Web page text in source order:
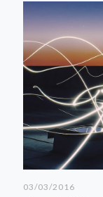
03/03/2016